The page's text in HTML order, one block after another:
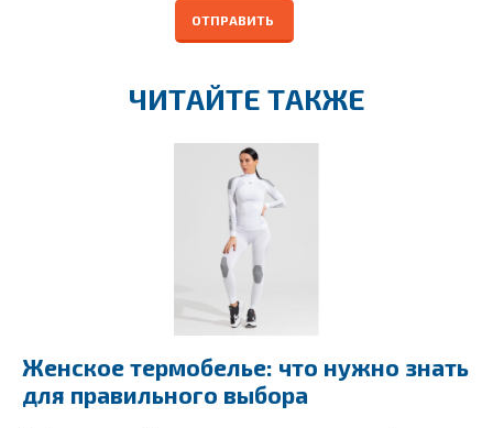
ОТПРАВИТЬ
ЧИТАЙТЕ ТАКЖЕ
Женское термобелье: что нужно знать
для правильного выбора